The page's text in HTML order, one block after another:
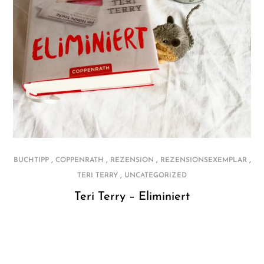
BUCHTIPP, COPPENRATH , REZENSION , REZENSIONSEXEMPLAR,
TERI TERRY , UNCATEGORIZED
Teri Terry – Eliminiert